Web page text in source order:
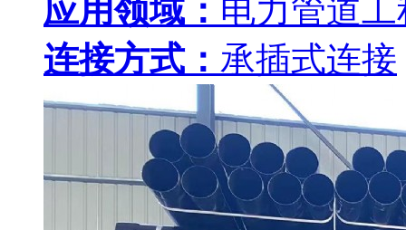
应用领域： 电力管道工
连接方式： 承插式连接